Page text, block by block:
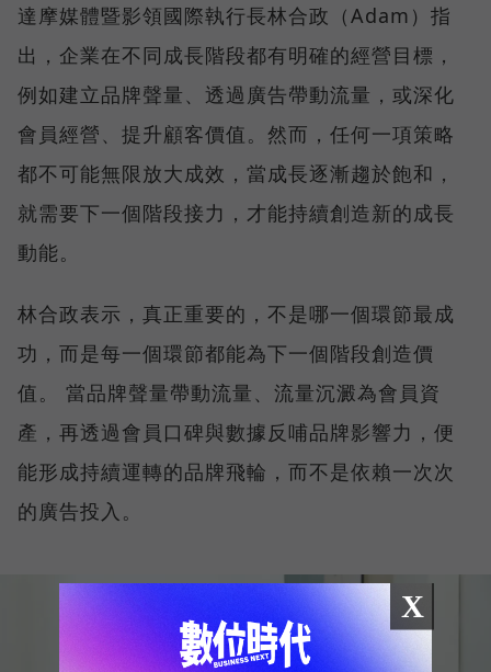
達摩媒體暨影領國際執行長林合政（Adam）指
出，企業在不同成長階段都有明確的經營目標，
例如建立品牌聲量、透過廣告帶動流量，或深化
會員經營、提升顧客價值。然而，任何一項策略
都不可能無限放大成效，當成長逐漸趨於飽和，
就需要下一個階段接力，才能持續創造新的成長
動能。
林合政表示，真正重要的，不是哪一個環節最成
功，而是每一個環節都能為下一個階段創造價
值。 當品牌聲量帶動流量、流量沉澱為會員資
產，再透過會員口碑與數據反哺品牌影響力，便
能形成持續運轉的品牌飛輪，而不是依賴一次次
的廣告投入。
X